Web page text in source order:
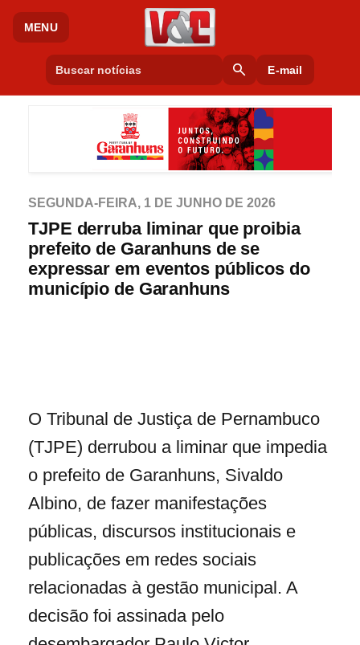
MENU
search E-mail
SEGUNDA-FEIRA, 1 DE JUNHO DE 2026
TJPE derruba liminar que proibia
prefeito de Garanhuns de se
expressar em eventos públicos do
município de Garanhuns
O Tribunal de Justiça de Pernambuco
(TJPE) derrubou a liminar que impedia
o prefeito de Garanhuns, Sivaldo
Albino, de fazer manifestações
públicas, discursos institucionais e
publicações em redes sociais
relacionadas à gestão municipal. A
decisão foi assinada pelo